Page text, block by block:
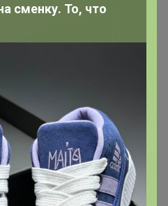
( хотя сложно сказать
горячим молоком ,
минут 5) полный
совсем не как какао , а
Получился густой, в
сменку. То, что